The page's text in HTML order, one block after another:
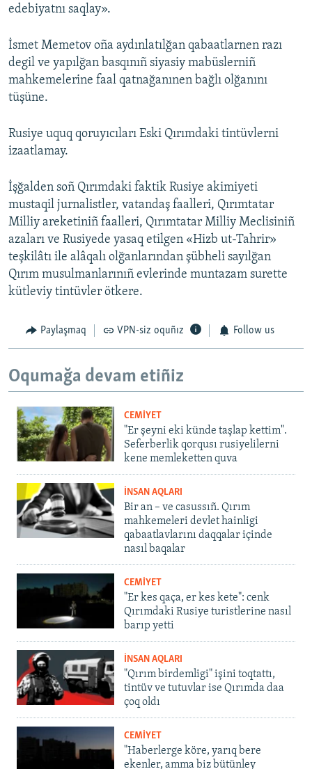
edebiyatnı saqlay».
İsmet Memetov oña aydınlatılğan qabaatlarnen razı
degil ve yapılğan basqınıñ siyasiy mabüslerniñ
mahkemelerine faal qatnağanınen bağlı olğanını
tüşüne.
Rusiye uquq qoruyıcıları Eski Qırımdaki tintüvlerni
izaatlamay.
İşğalden soñ Qırımdaki faktik Rusiye akimiyeti
mustaqil jurnalistler, vatandaş faalleri, Qırımtatar
Milliy areketiniñ faalleri, Qırımtatar Milliy Meclisiniñ
azaları ve Rusiyede yasaq etilgen «Hizb ut-Tahrir»
teşkilâtı ile alâqalı olğanlarından şübheli sayılğan
Qırım musulmanlarınıñ evlerinde muntazam surette
kütleviy tintüvler ötkere.
Paylaşmaq VPN-siz oquñız Follow us
Oqumağa devam etiñiz
CEMİYET
"Er şeyni eki künde taşlap kettim".
Seferberlik qorqusı rusiyelilerni
kene memleketten quva
İNSAN AQLARI
Bir an – ve casussıñ. Qırım
mahkemeleri devlet hainligi
qabaatlavlarını daqqalar içinde
nasıl baqalar
CEMİYET
"Er kes qaça, er kes kete": cenk
Qırımdaki Rusiye turistlerine nasıl
barıp yetti
İNSAN AQLARI
"Qırım birdemligi" işini toqtattı,
tintüv ve tutuvlar ise Qırımda daa
çoq oldı
CEMİYET
"Haberlerge köre, yarıq bere
ekenler, amma biz bütünley